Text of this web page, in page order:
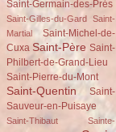
Saint-Germain-des-Prés
Saint-Gilles-du-Gard Saint-
Martial
Saint-Michel-de-
Cuxa Saint-Père Saint-
Philbert-de-Grand-Lieu
Saint-Pierre-du-Mont
Saint-Quentin
Saint-
Sauveur-en-Puisaye
Saint-Thibaut
Sainte-